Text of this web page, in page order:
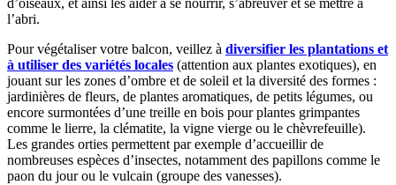
d’oiseaux, et ainsi les aider à se nourrir, s’abreuver et se mettre à
l’abri.
Pour végétaliser votre balcon, veillez à diversifier les plantations et
à utiliser des variétés locales (attention aux plantes exotiques), en
jouant sur les zones d’ombre et de soleil et la diversité des formes :
jardinières de fleurs, de plantes aromatiques, de petits légumes, ou
encore surmontées d’une treille en bois pour plantes grimpantes
comme le lierre, la clématite, la vigne vierge ou le chèvrefeuille).
Les grandes orties permettent par exemple d’accueillir de
nombreuses espèces d’insectes, notamment des papillons comme le
paon du jour ou le vulcain (groupe des vanesses).